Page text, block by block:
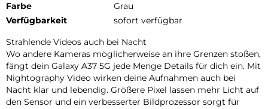
Farbe
Grau
Verfügbarkeit
sofort verfügbar
Strahlende Videos auch bei Nacht
Wo andere Kameras möglicherweise an ihre Grenzen stoßen,
fängt dein Galaxy A37 5G jede Menge Details für dich ein. Mit
Nightography Video wirken deine Aufnahmen auch bei
Nacht klar und lebendig. Größere Pixel lassen mehr Licht auf
den Sensor und ein verbesserter Bildprozessor sorgt für